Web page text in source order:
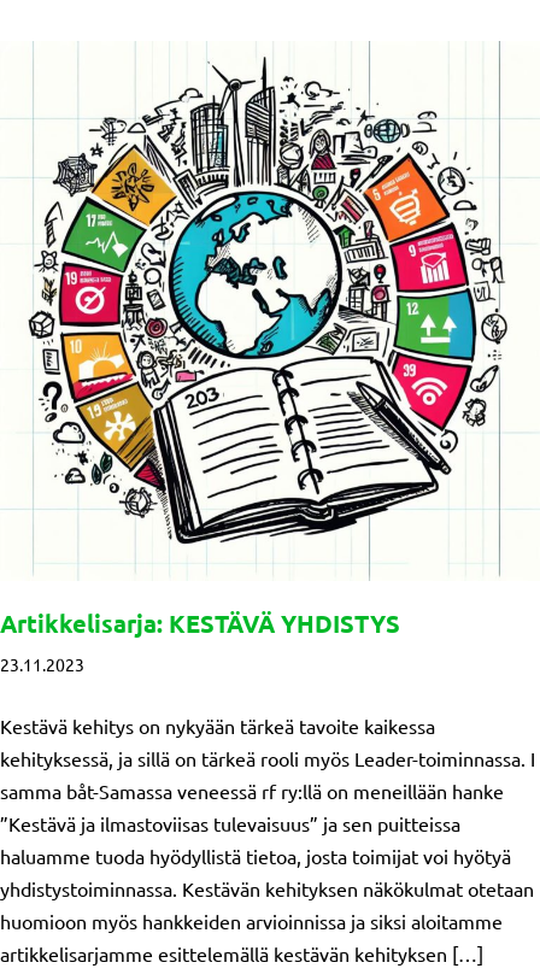
Artikkelisarja: KESTÄVÄ YHDISTYS
23.11.2023
Kestävä kehitys on nykyään tärkeä tavoite kaikessa
kehityksessä, ja sillä on tärkeä rooli myös Leader-toiminnassa. I
samma båt-Samassa veneessä rf ry:llä on meneillään hanke
”Kestävä ja ilmastoviisas tulevaisuus” ja sen puitteissa
haluamme tuoda hyödyllistä tietoa, josta toimijat voi hyötyä
yhdistystoiminnassa. Kestävän kehityksen näkökulmat otetaan
huomioon myös hankkeiden arvioinnissa ja siksi aloitamme
artikkelisarjamme esittelemällä kestävän kehityksen […]